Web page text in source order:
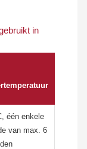
in
één enkele
van max. 6